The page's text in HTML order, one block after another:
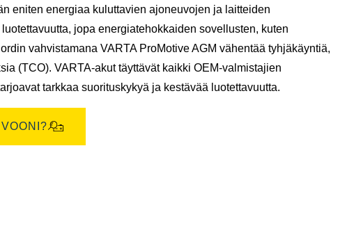
eniten energiaa kuluttavien ajoneuvojen ja laitteiden
jopa energiatehokkaiden sovellusten, kuten
vahvistamana VARTA ProMotive AGM vähentää tyhjäkäyntiä,
(TCO). VARTA-akut täyttävät kaikki OEM-valmistajien
tarkkaa suorituskykyä ja kestävää luotettavuutta.